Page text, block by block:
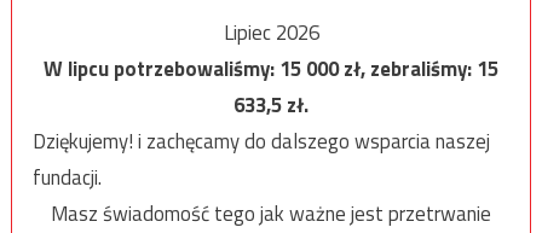
Lipiec 2026
W lipcu potrzebowaliśmy:15 000zł, zebraliśmy:15
633,5zł.
Dziękujemy! i zachęcamy do dalszego wsparcia naszej
fundacji.
Masz świadomość tego jak ważne jest przetrwanie